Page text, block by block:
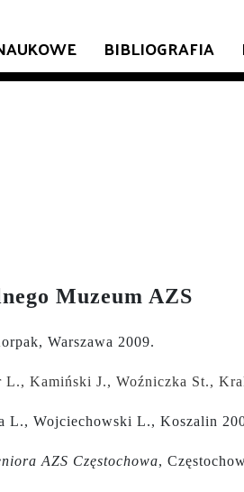
BIBLIOGRAFIA
Muzeum AZS
Warszawa 2009.
Kamiński J., Woźniczka St.,
L., Wojciechowski L., Koszalin
AZS Częstochowa,